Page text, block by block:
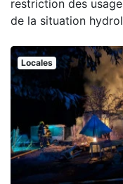
restriction des
de la situation
Locales